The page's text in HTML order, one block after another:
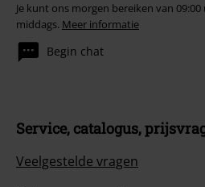
Je kunt ons morgen bereiken van
middags. Meer informatie
Begin chat
Service, catalogus,
Veelgestelde vragen